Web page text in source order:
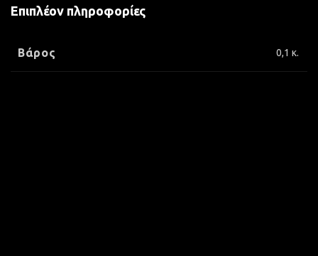
Επιπλέον πληροφορίες
Βάρος 0,1 κ.